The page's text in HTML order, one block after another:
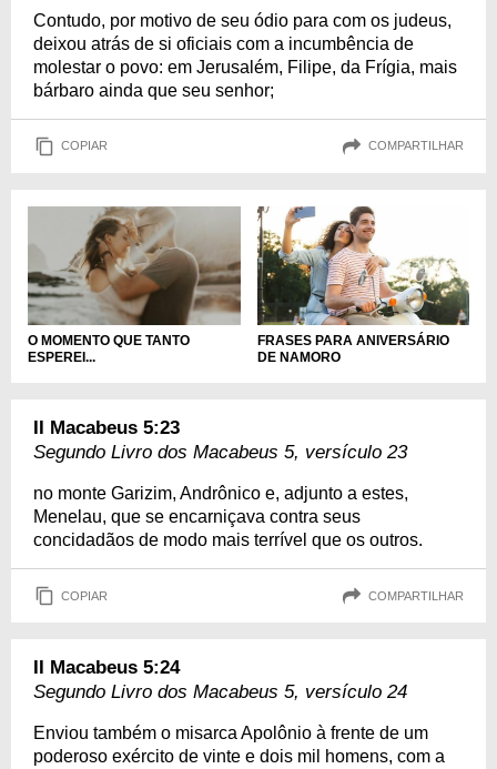
Contudo, por motivo de seu ódio para com os judeus,
deixou atrás de si oficiais com a incumbência de
molestar o povo: em Jerusalém, Filipe, da Frígia, mais
bárbaro ainda que seu senhor;
COPIAR COMPARTILHAR
O MOMENTO QUE TANTO
ESPEREI...
FRASES PARA ANIVERSÁRIO
DE NAMORO
II Macabeus 5:23
Segundo Livro dos Macabeus 5, versículo 23
no monte Garizim, Andrônico e, adjunto a estes,
Menelau, que se encarniçava contra seus
concidadãos de modo mais terrível que os outros.
COPIAR COMPARTILHAR
II Macabeus 5:24
Segundo Livro dos Macabeus 5, versículo 24
Enviou também o misarca Apolônio à frente de um
poderoso exército de vinte e dois mil homens, com a